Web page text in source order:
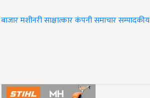
बाजारमशीनरीसाक्षात्कारकंपनी समाचारसम्पादकीय